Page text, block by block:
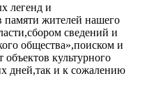
легенд и
памяти жителей нашего
сведений и
общества»,поиском и
культурного
дней,так и к сожалению